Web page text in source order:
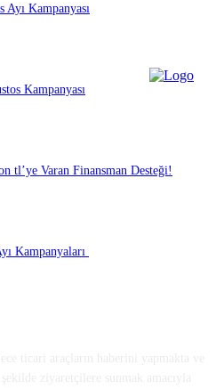
Kampanyası
Kampanyası
tl’ye Varan Finansman Desteği!
Kampanyaları